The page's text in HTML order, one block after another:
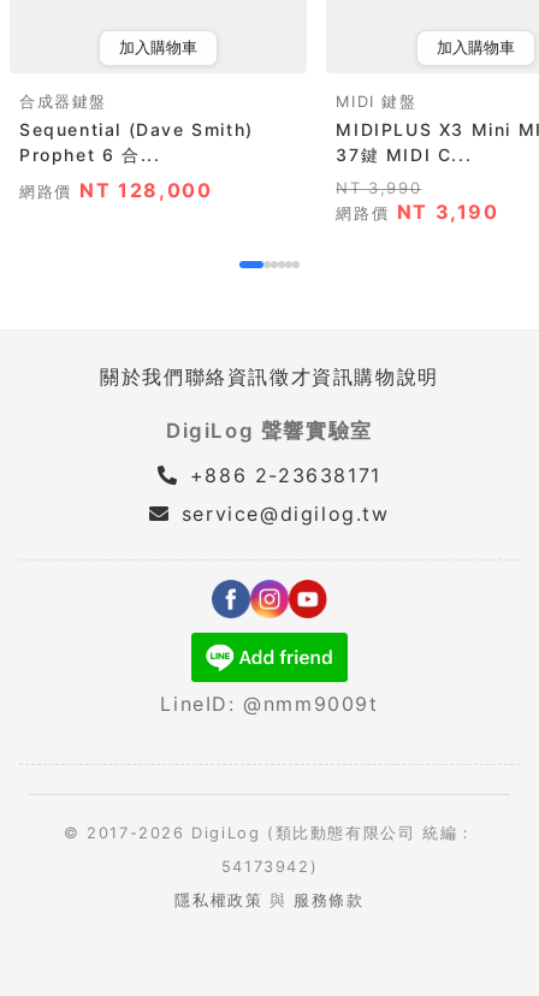
加入購物車
合成器鍵盤
Sequential (Dave Smith)
Prophet 6 合...
網路價 NT 128,000
加入購物車
MIDI 鍵盤
MIDIPLUS X3 Mini
37鍵 MIDI C...
NT 3,990
網路價 NT 3,190
關於我們聯絡資訊徵才資訊購物說明
DigiLog 聲響實驗室
+886 2-23638171
service@digilog.tw
LineID: @nmm9009t
© 2017-2026 DigiLog (類比動態有限公司 統編：
54173942)
隱私權政策 與 服務條款